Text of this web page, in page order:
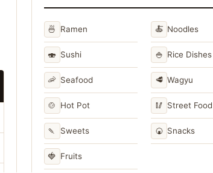
🍜 Ramen 🍝 Noodles
🍣 Sushi 🍚 Rice Dishes
🦐 Seafood 🥩 Wagyu
🍲 Hot Pot 🥢 Street Food
🍡 Sweets 🍘 Snacks
🍓 Fruits